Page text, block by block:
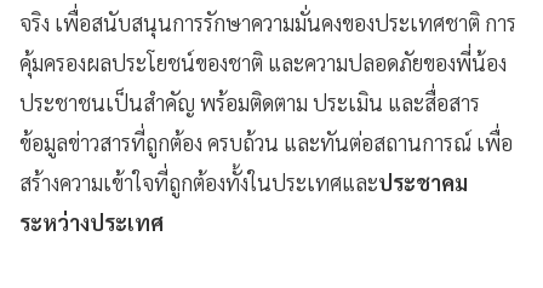
จริง เพื่อสนับสนุนการรักษาความมั่นคงของประเทศชาติ การ
คุ้มครองผลประโยชน์ของชาติ และความปลอดภัยของพี่น้อง
ประชาชนเป็นสำคัญ พร้อมติดตาม ประเมิน และสื่อสาร
ข้อมูลข่าวสารที่ถูกต้อง ครบถ้วน และทันต่อสถานการณ์ เพื่อ
สร้างความเข้าใจที่ถูกต้องทั้งในประเทศและประชาคม
ระหว่างประเทศ